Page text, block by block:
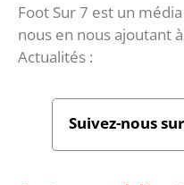
Foot Sur 7 est un
nous en nous ajoutant
Actualités :
Suivez-nous